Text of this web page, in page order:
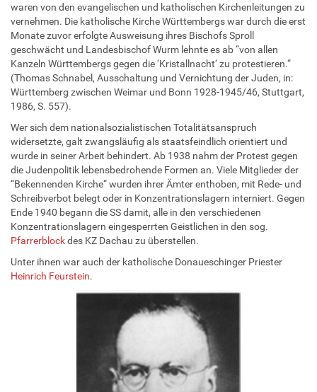
waren von den evangelischen und katholischen Kirchenleitungen zu
vernehmen. Die katholische Kirche Württembergs war durch die erst
Monate zuvor erfolgte Ausweisung ihres Bischofs Sproll
geschwächt und Landesbischof Wurm lehnte es ab “von allen
Kanzeln Württembergs gegen die ‘Kristallnacht‘ zu protestieren.“
(Thomas Schnabel, Ausschaltung und Vernichtung der Juden, in:
Württemberg zwischen Weimar und Bonn 1928-1945/46, Stuttgart,
1986, S. 557).
Wer sich dem nationalsozialistischen Totalitätsanspruch
widersetzte, galt zwangsläufig als staatsfeindlich orientiert und
wurde in seiner Arbeit behindert. Ab 1938 nahm der Protest gegen
die Judenpolitik lebensbedrohende Formen an. Viele Mitglieder der
“Bekennenden Kirche“ wurden ihrer Ämter enthoben, mit Rede- und
Schreibverbot belegt oder in Konzentrationslagern interniert. Gegen
Ende 1940 begann die SS damit, alle in den verschiedenen
Konzentrationslagern eingesperrten Geistlichen in den sog.
Pfarrerblockdes KZ Dachau zu überstellen.
Unter ihnen war auch der katholische Donaueschinger Priester
Heinrich Feurstein.